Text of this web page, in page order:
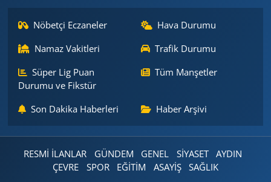
Nöbetçi Eczaneler
Hava Durumu
Namaz Vakitleri
Trafik Durumu
Süper Lig Puan
Durumu ve Fikstür
Tüm Manşetler
Son Dakika Haberleri Haber Arşivi
RESMİ İLANLAR GÜNDEM GENEL SİYASET
AYDIN
ÇEVRE
SPOR EĞİTİM ASAYİŞ SAĞLIK